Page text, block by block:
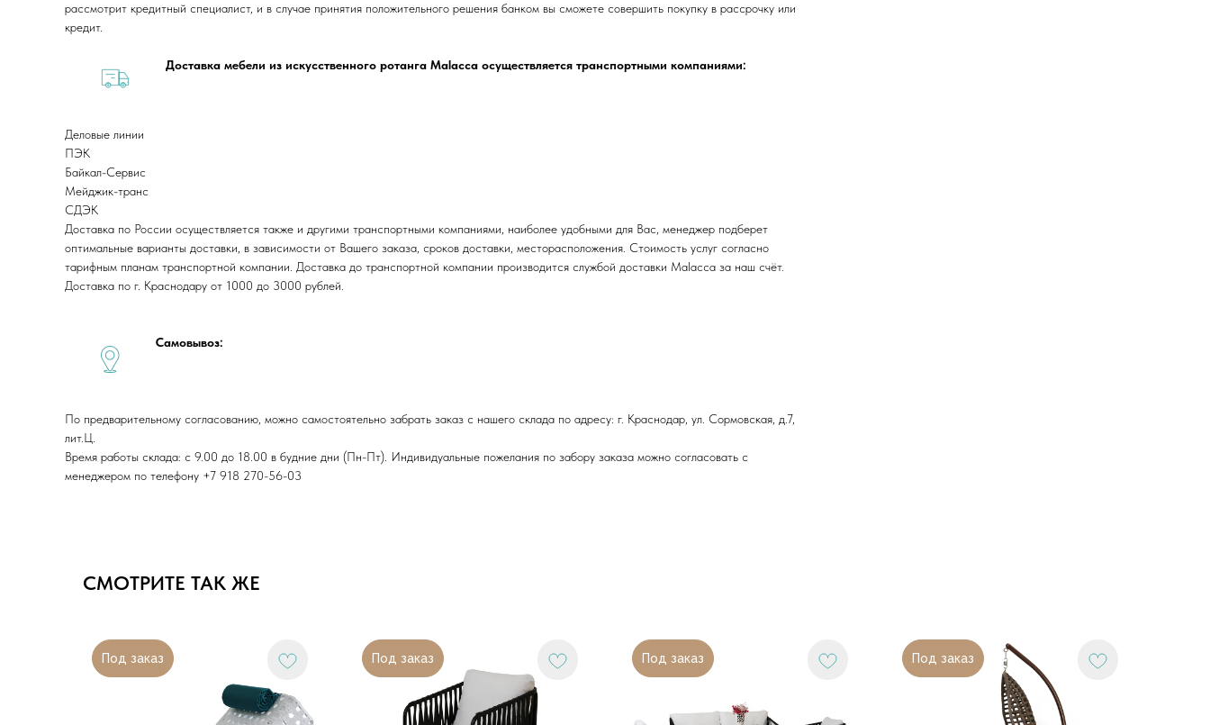
рассмотрит кредитный специалист, и в случае принятия положительного решения банком вы сможете совершить покупку в рассрочку или
кредит.
Доставка мебели из искусственного ротанга Malacca осуществляется транспортными компаниями:
Деловые линии
ПЭК
Байкал-Сервис
Мейджик-транс
СДЭК
Доставка по России осуществляется также и другими транспортными компаниями, наиболее удобными для Вас, менеджер подберет
оптимальные варианты доставки, в зависимости от Вашего заказа, сроков доставки, месторасположения. Стоимость услуг согласно
тарифным планам транспортной компании. Доставка до транспортной компании производится службой доставки Malacca за наш счёт.
Доставка по г. Краснодару от 1000 до 3000 рублей.
Самовывоз:
По предварительному согласованию, можно самостоятельно забрать заказ с нашего склада по адресу: г. Краснодар, ул. Сормовская, д.7,
лит.Ц.
Время работы склада: с 9.00 до 18.00 в будние дни (Пн-Пт). Индивидуальные пожелания по забору заказа можно согласовать с
менеджером по телефону +7 918 270-56-03
СМОТРИТЕ ТАК ЖЕ
Под заказ Под заказ Под заказ Под заказ